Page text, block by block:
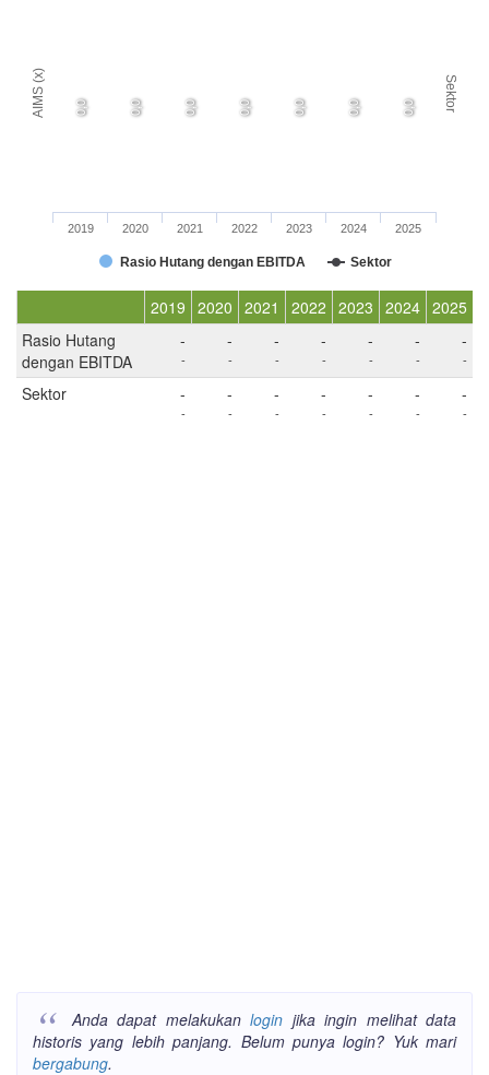
AIMS (x) Sektor
0,0 0,0 0,0 0,0 0,0 0,0 0,0
Rasio Hutang dengan EBITDA Sektor
2019 2020 2021 2022 2023 2024 2025
2019 2020 2021 2022 2023 2024 2025
Rasio Hutang
dengan EBITDA
-
-
-
-
-
-
-
-
-
-
-
-
-
-
Sektor -
-
-
-
-
-
-
-
-
-
-
-
-
-
Anda dapat melakukanlogin jika ingin melihat data
historis yang lebih panjang. Belum punya login? Yuk mari
bergabung.